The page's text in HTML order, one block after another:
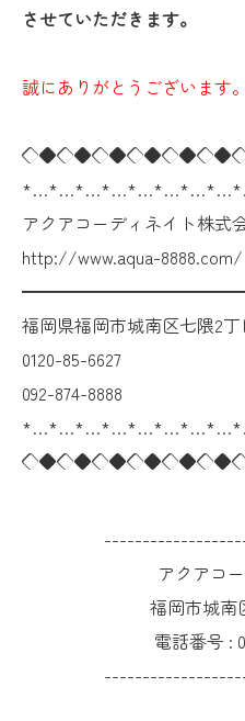
させていただきます。
誠にありがとうございます。
アクアコーディネイト株式
http://www.aqua-8888.com/
福岡県福岡市城南区七隈2丁
0120-85-6627
092-874-8888
アクアコ
福岡市城南
電話番号 :